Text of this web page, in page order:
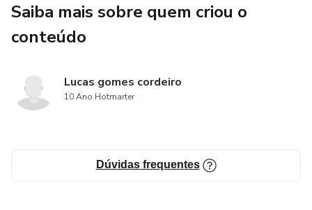
Saiba mais sobre quem criou o
conteúdo
Lucas gomes cordeiro
10 Ano Hotmarter
Dúvidas frequentes